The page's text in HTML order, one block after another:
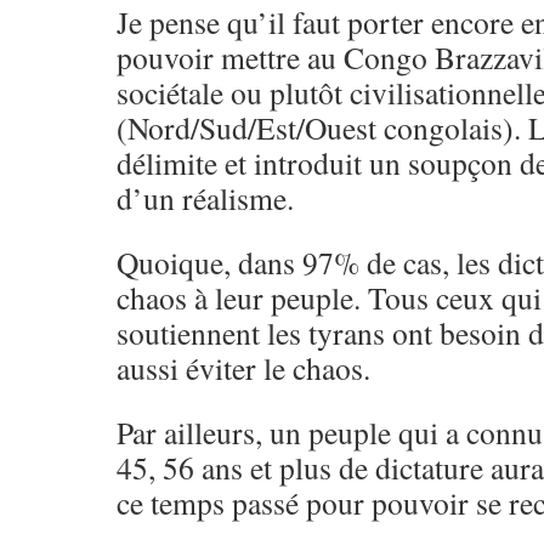
Je pense qu’il faut porter encore
pouvoir mettre au Congo
sociétale ou plutôt
(Nord/Sud/Est/Ouest congolais).
délimite et introduit un soupçon
d’un réalisme.
Quoique, dans 97% de cas, les
chaos à leur peuple. Tous ceux
soutiennent les tyrans ont besoin
aussi éviter le chaos.
Par ailleurs, un peuple qui a
45, 56 ans et plus de dictature
ce temps passé pour pouvoir se